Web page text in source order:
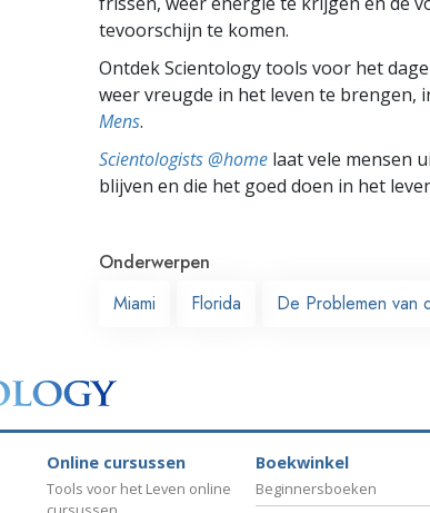
tevoorschijn te komen.
Ontdek Scientology tools voor het
weer vreugde in het leven te brengen,
Mens.
Scientologists @home laat vele mensen
blijven en die het goed doen in het
Onderwerpen
Miami
Florida De Problemen van
Online cursussen
Tools voor het Leven online
Boekwinkel
Beginnersboeken